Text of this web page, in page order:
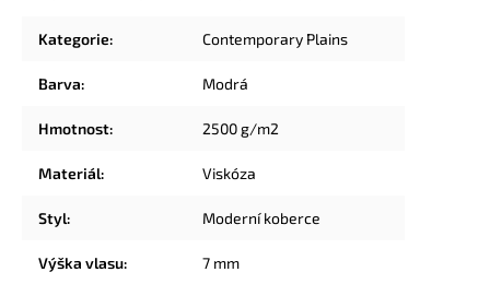
Kategorie: Contemporary Plains
Barva: Modrá
Hmotnost: 2500 g/m2
Materiál: Viskóza
Styl: Moderní koberce
Výška vlasu: 7 mm